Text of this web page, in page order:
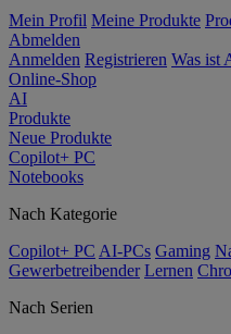
Mein Profil Meine Produkte
Abmelden
Anmelden Registrieren Was ist
Online-Shop
AI
Produkte
Neue Produkte
Copilot+ PC
Notebooks
Nach Kategorie
Copilot+ PC AI-PCs Gaming
Gewerbetreibender Lernen
Nach Serien